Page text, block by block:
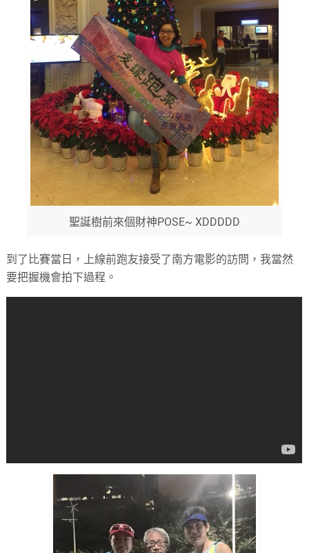
聖誕樹前來個財神POSE~ XDDDDD
到了比賽當日，上線前跑友接受了南方電影的訪問，我當然
要把握機會拍下過程。